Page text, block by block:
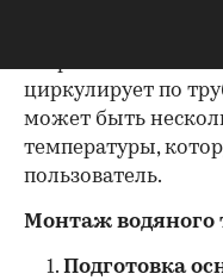
циркулирует по
может быть
температуры,
пользователь.
Монтаж водяного
Подготовка